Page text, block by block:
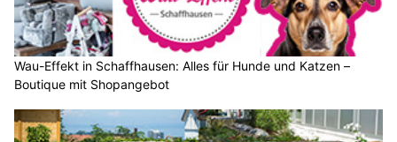
Wau-Effekt in Schaffhausen: Alles für Hunde und Katzen –
Boutique mit Shopangebot